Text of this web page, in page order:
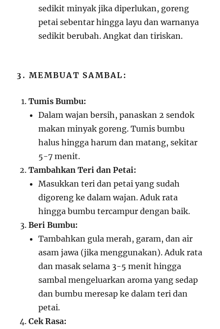
sedikit minyak jika diperlukan, goreng
petai sebentar hingga layu dan warnanya
sedikit berubah. Angkat dan tiriskan.
3. MEMBUAT SAMBAL:
Tumis Bumbu:
Dalam wajan bersih, panaskan 2 sendok
makan minyak goreng. Tumis bumbu
halus hingga harum dan matang, sekitar
5-7 menit.
Tambahkan Teri dan Petai:
Masukkan teri dan petai yang sudah
digoreng ke dalam wajan. Aduk rata
hingga bumbu tercampur dengan baik.
Beri Bumbu:
Tambahkan gula merah, garam, dan air
asam jawa (jika menggunakan). Aduk rata
dan masak selama 3-5 menit hingga
sambal mengeluarkan aroma yang sedap
dan bumbu meresap ke dalam teri dan
petai.
Cek Rasa: